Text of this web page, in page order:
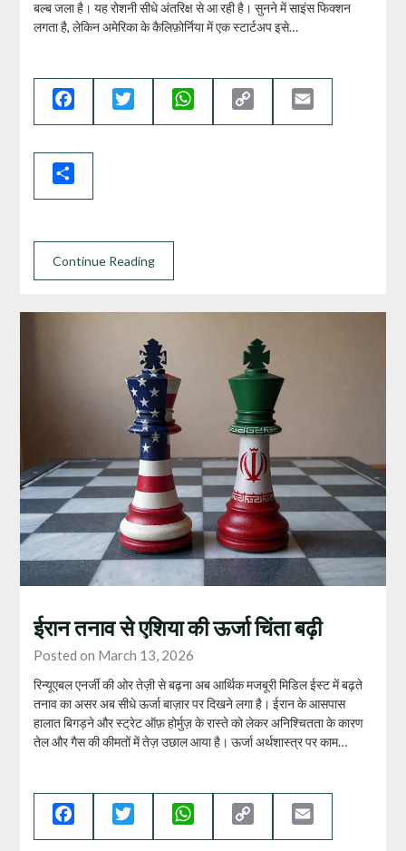
बल्ब जला है। यह रोशनी सीधे अंतरिक्ष से आ रही है। सुनने में साइंस फिक्शन
लगता है, लेकिन अमेरिका के कैलिफ़ोर्निया में एक स्टार्टअप इसे…
Facebook Twitter WhatsApp
Link
Continue Reading
ईरान तनाव से एशिया की ऊर्जा चिंता बढ़ी
Posted on March 13, 2026
रिन्यूएबल एनर्जी की ओर तेज़ी से बढ़ना अब आर्थिक मजबूरी मिडिल ईस्ट में बढ़ते
तनाव का असर अब सीधे ऊर्जा बाज़ार पर दिखने लगा है। ईरान के आसपास
हालात बिगड़ने और स्ट्रेट ऑफ़ होर्मुज़ के रास्ते को लेकर अनिश्चितता के कारण
तेल और गैस की कीमतों में तेज़ उछाल आया है। ऊर्जा अर्थशास्त्र पर काम…
Facebook Twitter WhatsApp
Link